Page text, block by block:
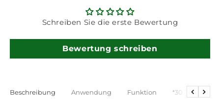
Schreiben Sie die erste Bewertung
Bewertung schreiben
Beschreibung Anwendung Funktion *30 Tage Geld
Return